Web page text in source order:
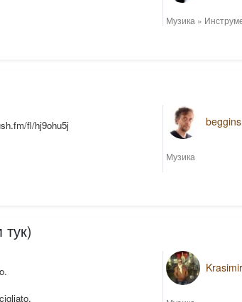
Музика »
fl/hj9ohu5j
beggins
Музика